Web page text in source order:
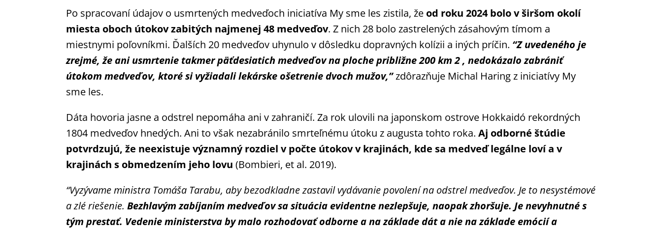
Po spracovaní údajov o usmrtených medveďoch iniciatíva My sme les zistila, že od roku 2024 bolo v širšom okolí
miesta oboch útokov zabitých najmenej 48 medveďov. Z nich 28 bolo zastrelených zásahovým tímom a
miestnymi poľovníkmi. Ďalších 20 medveďov uhynulo v dôsledku dopravných kolízii a iných príčin. “Z uvedeného je
zrejmé, že ani usmrtenie takmer päťdesiatich medveďov na plochepribližne 200 km 2 , nedokázalo zabrániť
útokom medveďov, ktoré si vyžiadali lekárske ošetrenie dvochmužov,”zdôrazňuje Michal Haring z iniciatívy My
sme les.
Dáta hovoria jasne a odstrel nepomáha ani v zahraničí. Za rok ulovili na japonskom ostrove Hokkaidó rekordných
1804 medveďov hnedých. Ani to však nezabránilo smrteľnému útoku z augusta tohto roka.Aj odborné štúdie
potvrdzujú, že neexistuje významný rozdiel v počte útokov v krajinách, kde sa medveď legálne loví a v
krajinách s obmedzením jeho lovu (Bombieri, et al. 2019).
“Vyzývame ministra Tomáša Tarabu, aby bezodkladne zastavil vydávanie povolení na odstrel medveďov. Je to nesystémové
a zlé riešenie.Bezhlavým zabíjaním medveďov sa situácia evidentne nezlepšuje,naopak zhoršuje. Je nevyhnutné s
tým prestať. Vedenie ministerstva by malo rozhodovať odborne a nazáklade dát a nie na základe emócií a